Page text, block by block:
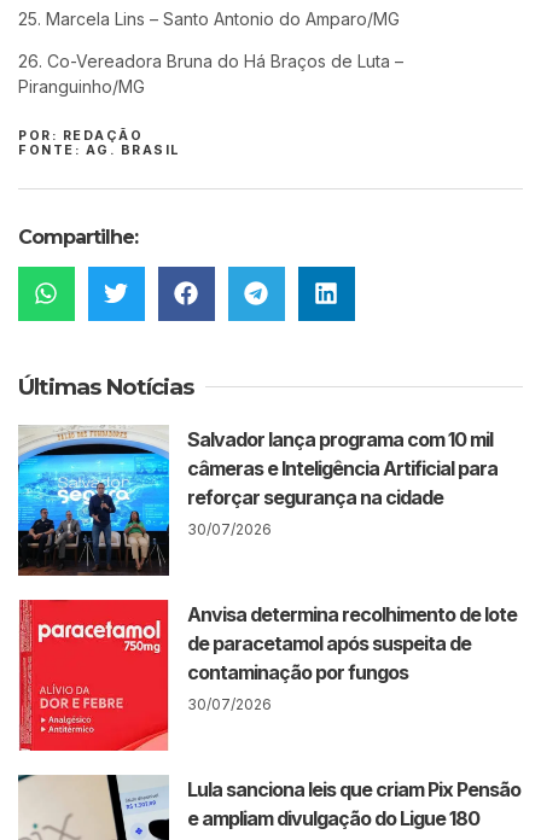
25. Marcela Lins – Santo Antonio do Amparo/MG
26. Co-Vereadora Bruna do Há Braços de Luta –
Piranguinho/MG
POR: REDAÇÃO
FONTE: AG. BRASIL
Compartilhe:
Últimas Notícias
Salvador lança programa com 10 mil
câmeras e Inteligência Artificial para
reforçar segurança na cidade
30/07/2026
Anvisa determina recolhimento de lote
de paracetamol após suspeita de
contaminação por fungos
30/07/2026
Lula sanciona leis que criam Pix Pensão
e ampliam divulgação do Ligue 180